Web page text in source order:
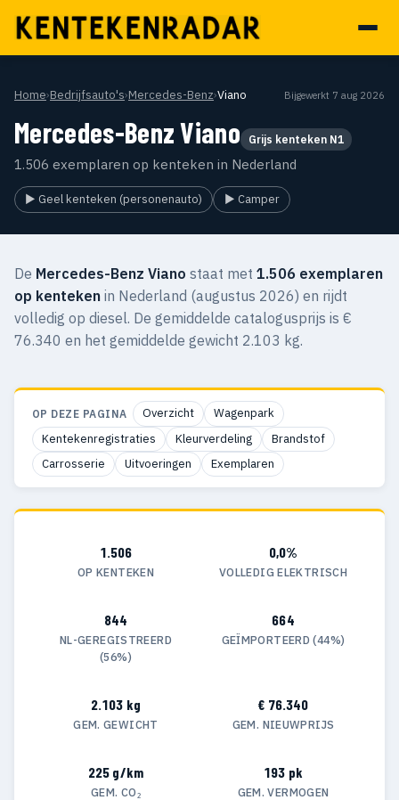
Home›Bedrijfsauto's›Mercedes-Benz›Viano Bijgewerkt 7 aug 2026
Mercedes-Benz Viano Grijs kenteken N1
1.506 exemplaren op kenteken in Nederland
▶ Geel kenteken (personenauto) ▶ Camper
De Mercedes-Benz Viano staat met 1.506 exemplaren
op kenteken in Nederland (augustus 2026) en rijdt
volledig op diesel. De gemiddelde catalogusprijs is €
76.340 en het gemiddelde gewicht 2.103 kg.
OP DEZE PAGINA Overzicht
Wagenpark
Kentekenregistraties
Kleurverdeling
Brandstof
Carrosserie
Uitvoeringen Exemplaren
1.506
OP KENTEKEN
0,0%
VOLLEDIG ELEKTRISCH
844
NL-GEREGISTREERD
(56%)
664
GEÏMPORTEERD (44%)
2.103 kg
GEM. GEWICHT
€ 76.340
GEM. NIEUWPRIJS
225 g/km
GEM. CO₂
193 pk
GEM. VERMOGEN